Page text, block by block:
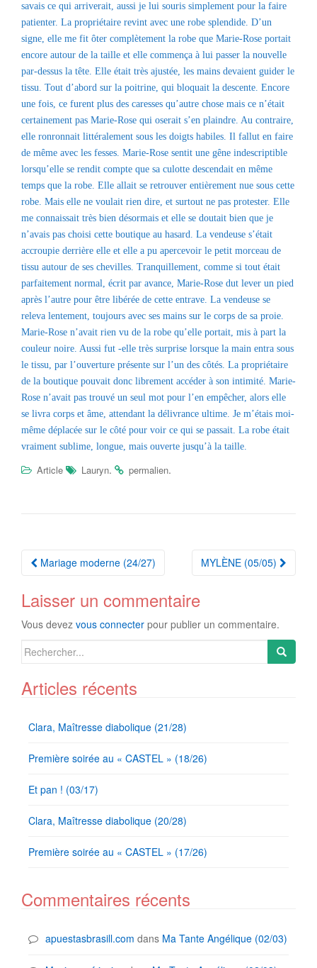
savais ce qui arriverait, aussi je lui souris simplement pour la faire
patienter. La propriétaire revint avec une robe splendide. D’un
signe, elle me fit ôter complètement la robe que Marie-Rose portait
encore autour de la taille et elle commença à lui passer la nouvelle
par-dessus la tête. Elle était très ajustée, les mains devaient guider le
tissu. Tout d’abord sur la poitrine, qui bloquait la descente. Encore
une fois, ce furent plus des caresses qu’autre chose mais ce n’était
certainement pas Marie-Rose qui oserait s’en plaindre. Au contraire,
elle ronronnait littéralement sous les doigts habiles. Il fallut en faire
de même avec les fesses. Marie-Rose sentit une gêne indescriptible
lorsqu’elle se rendit compte que sa culotte descendait en même
temps que la robe. Elle allait se retrouver entièrement nue sous cette
robe. Mais elle ne voulait rien dire, et surtout ne pas protester. Elle
me connaissait très bien désormais et elle se doutait bien que je
n’avais pas choisi cette boutique au hasard. La vendeuse s’était
accroupie derrière elle et elle a pu apercevoir le petit morceau de
tissu autour de ses chevilles. Tranquillement, comme si tout était
parfaitement normal, écrit par avance, Marie-Rose dut lever un pied
après l’autre pour être libérée de cette entrave. La vendeuse se
releva lentement, toujours avec ses mains sur le corps de sa proie.
Marie-Rose n’avait rien vu de la robe qu’elle portait, mis à part la
couleur noire. Aussi fut -elle très surprise lorsque la main entra sous
le tissu, par l’ouverture présente sur l’un des côtés. La propriétaire
de la boutique pouvait donc librement accéder à son intimité. Marie-
Rose n’avait pas trouvé un seul mot pour l’en empêcher, alors elle
se livra corps et âme, attendant la délivrance ultime. Je m’étais moi-
même déplacée sur le côté pour voir ce qui se passait. La robe était
vraiment sublime, longue, mais ouverte jusqu’à la taille.
Article Lauryn. permalien.
Navigation
Mariage moderne (24/27) MYLÈNE (05/05)
Laisser un commentaire
Vous devez vous connecter pour publier un commentaire.
Search
Articles récents
Clara, Maîtresse diabolique (21/28)
Première soirée au « CASTEL » (18/26)
Et pan ! (03/17)
Clara, Maîtresse diabolique (20/28)
Première soirée au « CASTEL » (17/26)
Commentaires récents
apuestasbrasill.com dans Ma Tante Angélique (02/03)